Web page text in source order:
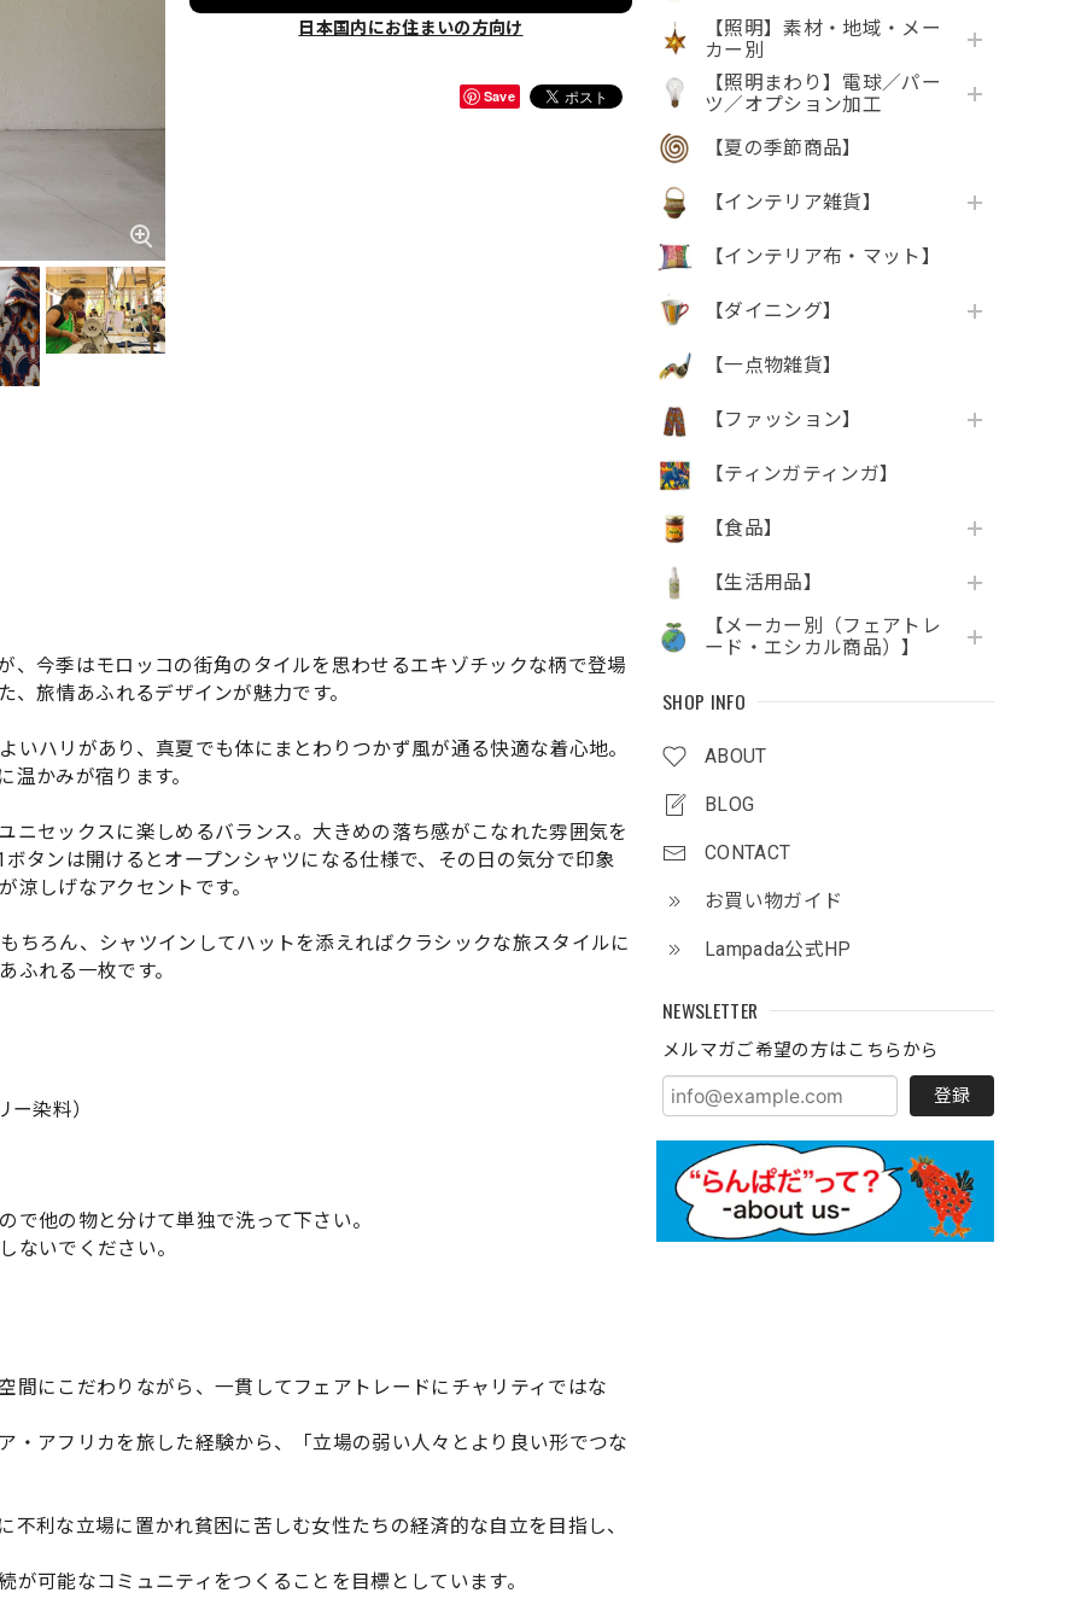
【照明】素材・地域・メー
カー別
【照明まわり】電球／パー
ツ／オプション加工
【夏の季節商品】
【インテリア雑貨】
【インテリア布・マット】
【ダイニング】
【一点物雑貨】
【ファッション】
【ティンガティンガ】
【食品】
【生活用品】
【メーカー別（フェアトレ
ード・エシカル商品）】
SHOP INFO
ABOUT
BLOG
CONTACT
お買い物ガイド
Lampada公式HP
NEWSLETTER
メルマガご希望の方はこちらから
登録
日本国内にお住まいの方向け
Save
、今季はモロッコの街角のタイルを思わせるエキゾチックな柄で登場
旅情あふれるデザインが魅力です。
ハリがあり、真夏でも体にまとわりつかず風が通る快適な着心地。
かみが宿ります。
ニセックスに楽しめるバランス。大きめの落ち感がこなれた雰囲気を
タンは開けるとオープンシャツになる仕様で、その日の気分で印象
しげなアクセントです。
ちろん、シャツインしてハットを添えればクラシックな旅スタイルに
ふれる一枚です。
染料）
他の物と分けて単独で洗って下さい。
ないでください。
間にこだわりながら、一貫してフェアトレードにチャリティではな
・アフリカを旅した経験から、「立場の弱い人々とより良い形でつな
利な立場に置かれ貧困に苦しむ女性たちの経済的な自立を目指し、
可能なコミュニティをつくることを目標としています。